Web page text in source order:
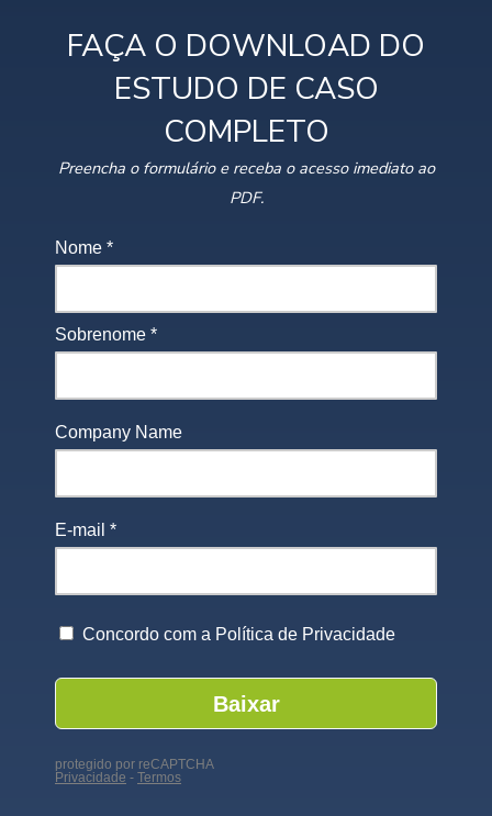
FAÇA O DOWNLOAD DO
ESTUDO DE CASO
COMPLETO
Preencha o formulário e receba o acesso imediato ao
PDF.